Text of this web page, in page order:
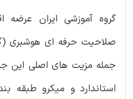
گروه آموزشی ایران عرضه
صلاحیت حرفه ای هوشبری
جمله مزیت های اصلی این
استاندارد و میکرو طبقه